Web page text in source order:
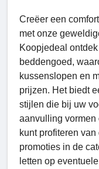
Creëer een
met onze
Koopjedeal
beddengoed,
kussenslopen en
prijzen. Het biedt
stijlen die bij uw
aanvulling vormen
kunt profiteren
promoties in de
letten op